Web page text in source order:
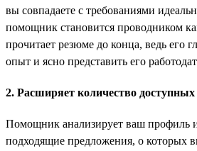
вы совпадаете с требованиями
помощник становится проводником
прочитает резюме до конца, ведь его
опыт и ясно представить его
2. Расширяет количество
Помощник анализирует ваш профиль
подходящие предложения, о которых